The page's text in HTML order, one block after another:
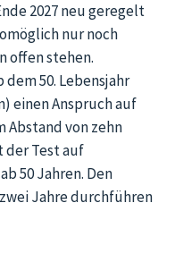
2027 neu geregelt
nur noch
offen stehen.
dem 50. Lebensjahr
einen Anspruch auf
Abstand von zehn
der Test auf
50 Jahren. Den
Jahre durchführen